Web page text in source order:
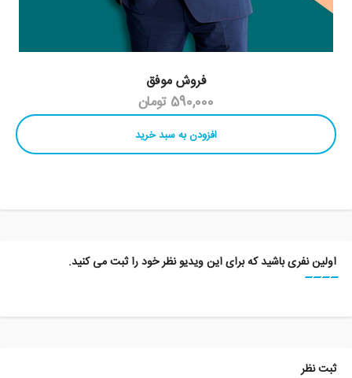
فروش موفق
590,000 تومان
افزودن به سبد خرید
اولین نفری باشید که برای این ویدیو نظر خود را ثبت می کنید.
ثبت نظر